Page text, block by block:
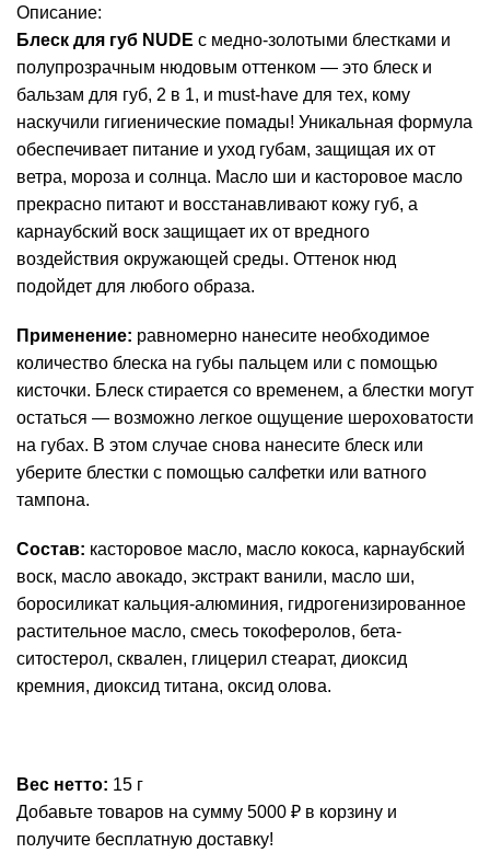
Описание:
Блеск для губ NUDE с медно-золотыми блестками и
полупрозрачным нюдовым оттенком — это блеск и
бальзам для губ, 2 в 1, и must-have для тех, кому
наскучили гигиенические помады! Уникальная формула
обеспечивает питание и уход губам, защищая их от
ветра, мороза и солнца. Масло ши и касторовое масло
прекрасно питают и восстанавливают кожу губ, а
карнаубский воск защищает их от вредного
воздействия окружающей среды. Оттенок нюд
подойдет для любого образа.
Применение: равномерно нанесите необходимое
количество блеска на губы пальцем или с помощью
кисточки. Блеск стирается со временем, а блестки могут
остаться — возможно легкое ощущение шероховатости
на губах. В этом случае снова нанесите блеск или
уберите блестки с помощью салфетки или ватного
тампона.
Состав: касторовое масло, масло кокоса, карнаубский
воск, масло авокадо, экстракт ванили, масло ши,
боросиликат кальция-алюминия, гидрогенизированное
растительное масло, смесь токоферолов, бета-
ситостерол, сквален, глицерил стеарат, диоксид
кремния, диоксид титана, оксид олова.
Вес нетто: 15 г
Добавьте товаров на сумму 5000 ₽ в корзину и
получите бесплатную доставку!